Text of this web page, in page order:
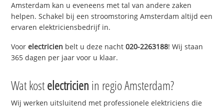
Amsterdam kan u eveneens met tal van andere zaken
helpen. Schakel bij een stroomstoring Amsterdam altijd een
ervaren elektriciensbedrijf in.
Voorelectricien belt u deze nacht020-2263188! Wij staan
365 dagen per jaar voor u klaar.
Wat kostelectricien in regio Amsterdam?
Wij werken uitsluitend met professionele elektriciens die